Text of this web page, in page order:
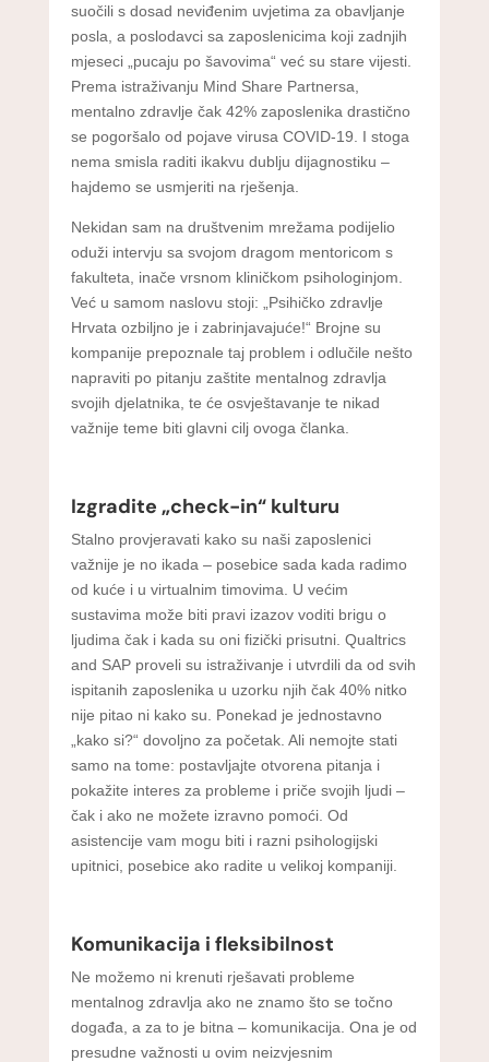
suočili s dosad neviđenim uvjetima za obavljanje
posla, a poslodavci sa zaposlenicima koji zadnjih
mjeseci „pucaju po šavovima“ već su stare vijesti.
Prema istraživanju Mind Share Partnersa,
mentalno zdravlje čak 42% zaposlenika drastično
se pogoršalo od pojave virusa COVID-19. I stoga
nema smisla raditi ikakvu dublju dijagnostiku –
hajdemo se usmjeriti na rješenja.
Nekidan sam na društvenim mrežama podijelio
oduži intervju sa svojom dragom mentoricom s
fakulteta, inače vrsnom kliničkom psihologinjom.
Već u samom naslovu stoji: „Psihičko zdravlje
Hrvata ozbiljno je i zabrinjavajuće!“ Brojne su
kompanije prepoznale taj problem i odlučile nešto
napraviti po pitanju zaštite mentalnog zdravlja
svojih djelatnika, te će osvještavanje te nikad
važnije teme biti glavni cilj ovoga članka.
Izgradite „check-in“ kulturu
Stalno provjeravati kako su naši zaposlenici
važnije je no ikada – posebice sada kada radimo
od kuće i u virtualnim timovima. U većim
sustavima može biti pravi izazov voditi brigu o
ljudima čak i kada su oni fizički prisutni. Qualtrics
and SAP proveli su istraživanje i utvrdili da od svih
ispitanih zaposlenika u uzorku njih čak 40% nitko
nije pitao ni kako su. Ponekad je jednostavno
„kako si?“ dovoljno za početak. Ali nemojte stati
samo na tome: postavljajte otvorena pitanja i
pokažite interes za probleme i priče svojih ljudi –
čak i ako ne možete izravno pomoći. Od
asistencije vam mogu biti i razni psihologijski
upitnici, posebice ako radite u velikoj kompaniji.
Komunikacija i fleksibilnost
Ne možemo ni krenuti rješavati probleme
mentalnog zdravlja ako ne znamo što se točno
događa, a za to je bitna – komunikacija. Ona je od
presudne važnosti u ovim neizvjesnim